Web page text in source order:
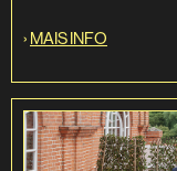
› MAIS INFO